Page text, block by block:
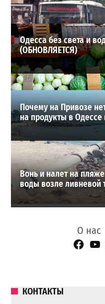
ВИБОР РЕДАКЦИИ
Одесса без света и
(ОБНОВЛЯЕТСЯ)
Почему на Привозе
на продукты в Одессе
Вонь и налет на
воды возле
О нас
КОНТАКТЫ